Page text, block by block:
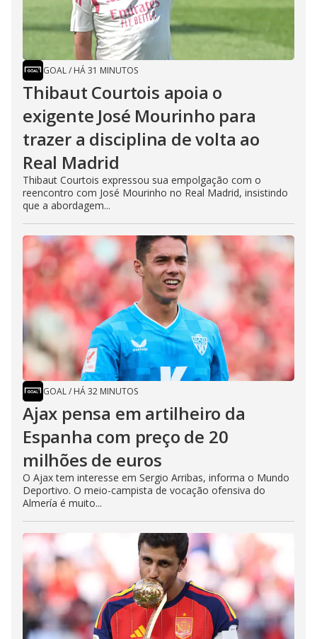
GOAL/ HÁ 31 MINUTOS
Thibaut Courtois apoia o
exigente José Mourinho para
trazer a disciplina de volta ao
Real Madrid
Thibaut Courtois expressou sua empolgação com o
reencontro com José Mourinho no Real Madrid, insistindo
que a abordagem...
GOAL/ HÁ 32 MINUTOS
Ajax pensa em artilheiro da
Espanha com preço de 20
milhões de euros
O Ajax tem interesse em Sergio Arribas, informa o Mundo
Deportivo. O meio-campista de vocação ofensiva do
Almería é muito...